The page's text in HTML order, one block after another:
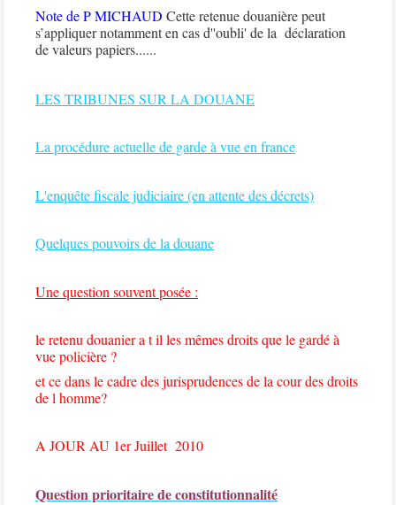
Note de P MICHAUD Cette retenue douanière peut
s’appliquer notamment en cas d''oubli' de la déclaration
de valeurs papiers......
LES TRIBUNES SUR LA DOUANE
La procédure actuelle de garde à vue en france
L'enquête fiscale judiciaire (en attente des décrets)
Quelques pouvoirs de la douane
Une question souvent posée :
le retenu douanier a t il les mêmes droits que le gardé à
vue policière ?
et ce dans le cadre des jurisprudences de la cour des droits
de l homme?
A JOUR AU 1er Juillet 2010
Question prioritaire de constitutionnalité